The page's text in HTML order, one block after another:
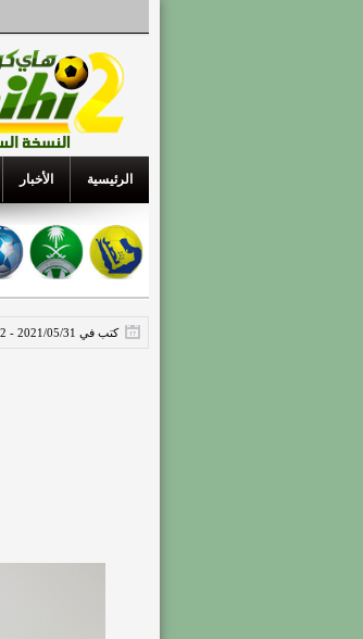
الرئيسية الأخبار
كتب في 2021/05/31 - 1:22 ص